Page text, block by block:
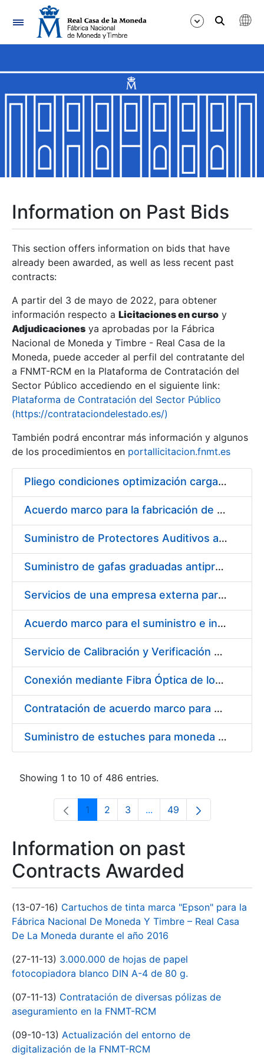
Navigation
Show/Hide
Show/Hide
Show/Hide
Show/Hide
Show/Hide
Show/Hide
Information on Past Bids
This section offers information on bids that have
already been awarded, as well as less recent past
contracts:
A partir del 3 de mayo de 2022, para obtener
información respecto a Licitaciones en curso y
Adjudicaciones ya aprobadas por la Fábrica
Nacional de Moneda y Timbre - Real Casa de la
Moneda, puede acceder al perfil del contratante del
a FNMT-RCM en la Plataforma de Contratación del
Sector Público accediendo en el siguiente link:
Plataforma de Contratación del Sector Público
(https://contrataciondelestado.es/)
También podrá encontrar más información y algunos
de los procedimientos en portallicitacion.fnmt.es
Pliego condiciones optimización cargas compras firmado
Acuerdo marco para la fabricación de piezas
Suministro de Protectores Auditivos a medida para las personas trabajadoras de los Centros de Trabajo de Madrid y Burgos
Suministro de gafas graduadas antiproyecciones para los trabajadores de la FNMT-RCM en los centros de trabajo de Madrid y Burgos
Servicios de una empresa externa para el asesoramiento y resolución de los recursos de alzada que se presentan relacionados con procesos de selección para la FNMT-RCM
Acuerdo marco para el suministro e instalación de persianas, estores y otros complementos
Servicio de Calibración y Verificación Externa de los Equipos de Medición del Servicio de Prevención de la FNMT-RCM
Conexión mediante Fibra Óptica de los Centros de Proceso de Datos (CPDs) de las sedes de la FNMT-RCM de Burgos y Madrid
Contratación de acuerdo marco para el Suministro de Material de Electricidad para la Fábrica Nacional de Moneda y Timbre-Real Casa de la Moneda en su centro de trabajo de Burgos
Suministro de estuches para moneda de 30 €
Showing 1 to 10 of 486 entries.
Page
1 Page
2 Page
3 ...Intermediate Pages Use
Page
49
Information on past
Contracts Awarded
(13-07-16) Cartuchos de tinta marca "Epson" para la
Fábrica Nacional De Moneda Y Timbre – Real Casa
De La Moneda durante el año 2016
(27-11-13) 3.000.000 de hojas de papel
fotocopiadora blanco DIN A-4 de 80 g.
(07-11-13) Contratación de diversas pólizas de
aseguramiento en la FNMT-RCM
(09-10-13) Actualización del entorno de
digitalización de la FNMT-RCM